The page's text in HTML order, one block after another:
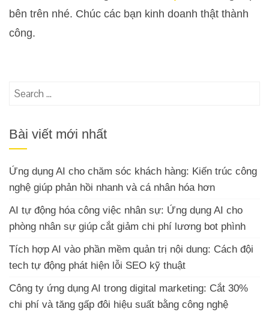
bên trên nhé. Chúc các bạn kinh doanh thật thành
công.
Search
Bài viết mới nhất
Ứng dụng AI cho chăm sóc khách hàng: Kiến trúc công
nghệ giúp phản hồi nhanh và cá nhân hóa hơn
AI tự động hóa công việc nhân sự: Ứng dụng AI cho
phòng nhân sự giúp cắt giảm chi phí lương bot phình
Tích hợp AI vào phần mềm quản trị nội dung: Cách đội
tech tự động phát hiện lỗi SEO kỹ thuật
Công ty ứng dụng AI trong digital marketing: Cắt 30%
chi phí và tăng gấp đôi hiệu suất bằng công nghệ